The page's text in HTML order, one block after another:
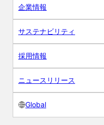
企業情報
サステナビリティ
採用情報
ニュースリリース
Global